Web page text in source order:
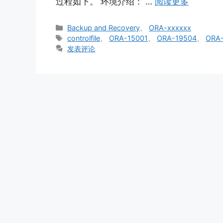
分
类
Backup and Recovery
ORA-xxxxxx
标
签
controlfile ORA-15001 ORA-19504
发表评论